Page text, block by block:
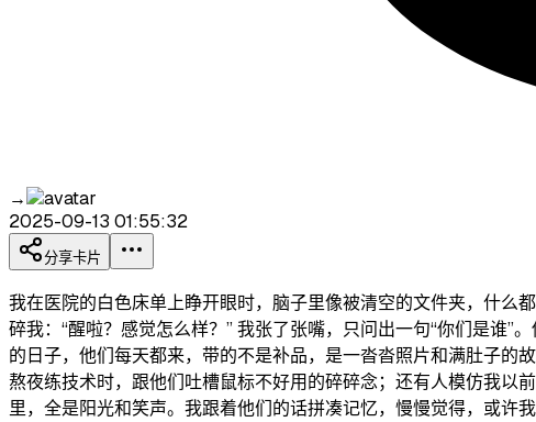
→
2025-09-13 01:55:32
分享卡片
我在医院的白色床单上睁开眼时，脑子里像被清空的文件夹，什么
碎我：“醒啦？感觉怎么样？” 我张了张嘴，只问出一句“你们是谁
的日子，他们每天都来，带的不是补品，是一沓沓照片和满肚子的
熬夜练技术时，跟他们吐槽鼠标不好用的碎碎念；还有人模仿我以
里，全是阳光和笑声。我跟着他们的话拼凑记忆，慢慢觉得，或许